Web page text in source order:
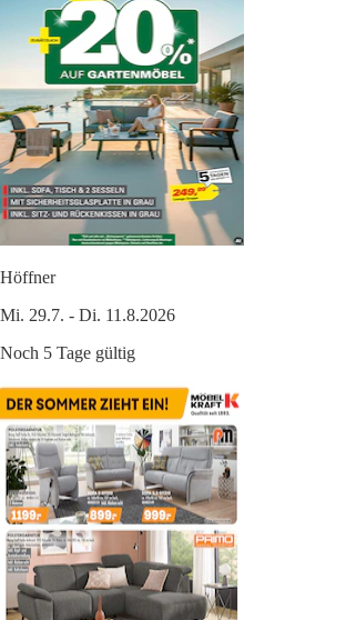
Höffner
Mi. 29.7. - Di. 11.8.2026
Noch 5 Tage gültig